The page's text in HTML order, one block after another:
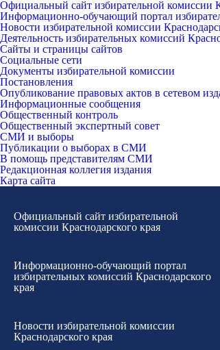
Официальный сайт избирательной комиссии
Информационно-обучающий портал
Новости избирательной комиссии
Деятельность избирательных комиссий
Сайты и страницы сайтов
Социальные сети
Документы избирательной комиссии
Постановления
Опубликование правовых актов в сетевом
Информационные сообщения
Общественный контроль
Общественный экспертный совет
СМИ и выборы
Публикации о выборах в СМИ
В помощь представителям СМИ
Редакционная коллегия издания
Карта сайта
Официальный сайт избирательной
комиссии Краснодарского края
Информационно-обучающий портал
избирательных комиссий Краснодарского
края
Новости избирательной комиссии
Краснодарского края